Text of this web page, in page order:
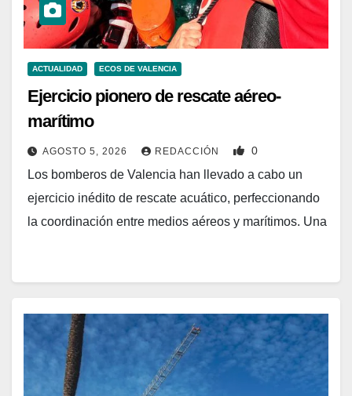
ACTUALIDAD ECOS DE VALENCIA
Ejercicio pionero de rescate aéreo-
marítimo
AGOSTO 5, 2026 REDACCIÓN 0
Los bomberos de Valencia han llevado a cabo un
ejercicio inédito de rescate acuático, perfeccionando
la coordinación entre medios aéreos y marítimos. Una